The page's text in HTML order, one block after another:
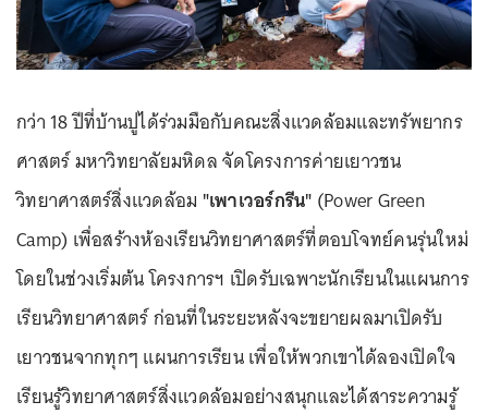
กว่า 18 ปีที่บ้านปูได้ร่วมมือกับคณะสิ่งแวดล้อมและทรัพยากร
ศาสตร์ มหาวิทยาลัยมหิดล จัดโครงการค่ายเยาวชน
วิทยาศาสตร์สิ่งแวดล้อม "เพาเวอร์กรีน" (Power Green
Camp) เพื่อสร้างห้องเรียนวิทยาศาสตร์ที่ตอบโจทย์คนรุ่นใหม่
โดยในช่วงเริ่มต้น โครงการฯ เปิดรับเฉพาะนักเรียนในแผนการ
เรียนวิทยาศาสตร์ ก่อนที่ในระยะหลังจะขยายผลมาเปิดรับ
เยาวชนจากทุกๆ แผนการเรียน เพื่อให้พวกเขาได้ลองเปิดใจ
เรียนรู้วิทยาศาสตร์สิ่งแวดล้อมอย่างสนุกและได้สาระความรู้